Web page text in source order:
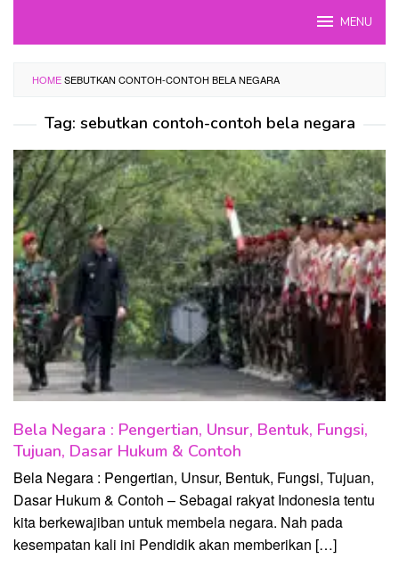
MENU
HOMESEBUTKAN CONTOH-CONTOH BELA NEGARA
Tag: sebutkan contoh-contoh bela negara
Bela Negara : Pengertian, Unsur, Bentuk, Fungsi,
Tujuan, Dasar Hukum & Contoh
Bela Negara : Pengertian, Unsur, Bentuk, Fungsi, Tujuan,
Dasar Hukum & Contoh – Sebagai rakyat Indonesia tentu
kita berkewajiban untuk membela negara. Nah pada
kesempatan kali ini Pendidik akan memberikan […]